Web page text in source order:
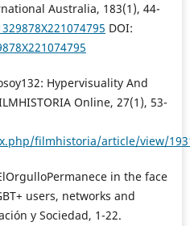
Australia, 183(1), 44-
DOI:
Hypervisuality And
Online, 27(1), 53-
filmhistoria/article/view/
in the face
users, networks and
y Sociedad, 1-22.